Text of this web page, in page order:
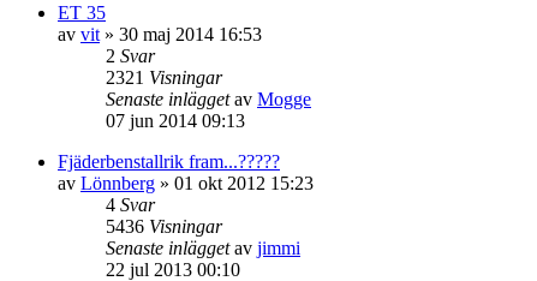
ET 35
av vit » 30 maj 2014 16:53
2 Svar
2321 Visningar
Senaste inläggetav Mogge
07 jun 2014 09:13
Fjäderbenstallrik fram...?????
av Lönnberg » 01 okt 2012 15:23
4 Svar
5436 Visningar
Senaste inläggetav jimmi
22 jul 2013 00:10